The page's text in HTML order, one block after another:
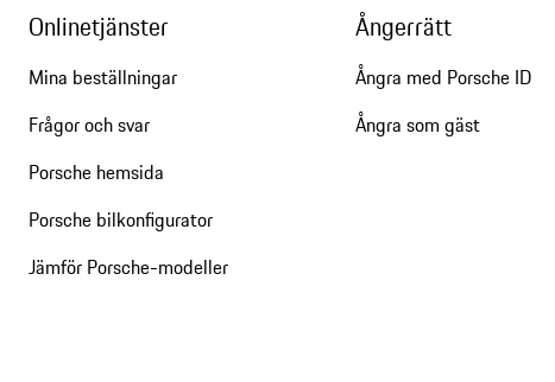
Onlinetjänster
Mina beställningar
Frågor och svar
Porsche hemsida
Porsche bilkonfigurator
Jämför Porsche-modeller
Ångerrätt
Ångra med Porsche ID
Ångra som gäst